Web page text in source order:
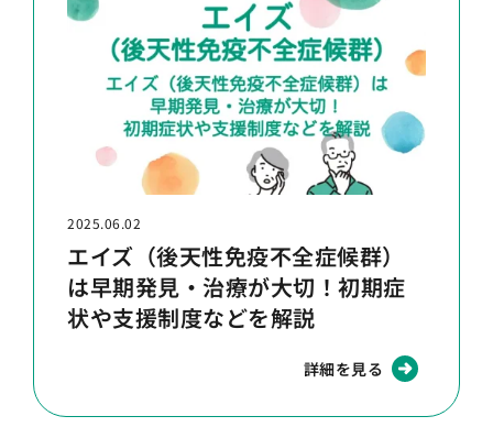
2025.06.02
エイズ（後天性免疫不全症候群）
は早期発見・治療が大切！初期症
状や支援制度などを解説
詳細を見る